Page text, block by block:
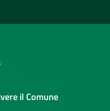
il Comune